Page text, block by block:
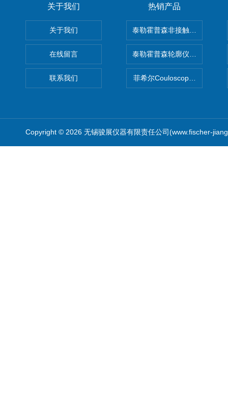
关于我们
关于我们
在线留言
联系我们
热销产品
泰勒霍普森非接触式轮廓仪
泰勒霍普森轮廓仪|TAYLOR
菲希尔Couloscope CMS2电
Copyright © 2026 无锡骏展仪器有限责任公司(www.fischer-